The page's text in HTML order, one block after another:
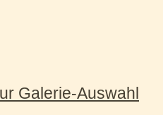
Galerie-Auswahl